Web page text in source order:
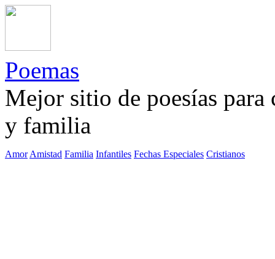
Poemas
Mejor sitio de poesías
y familia
Amor Amistad Familia Infantiles Fechas Especiales Cristianos